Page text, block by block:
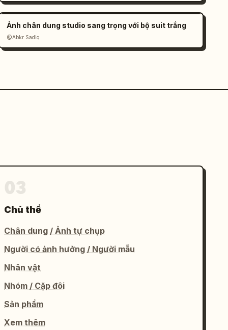
Ảnh chân dung studio sang trọng với bộ suit trắng
@Abkr Sadiq
Chủ thể
Chân dung / Ảnh tự chụp
Người có ảnh hưởng / Người mẫu
Nhân vật
Nhóm / Cặp đôi
Sản phẩm
Xem thêm